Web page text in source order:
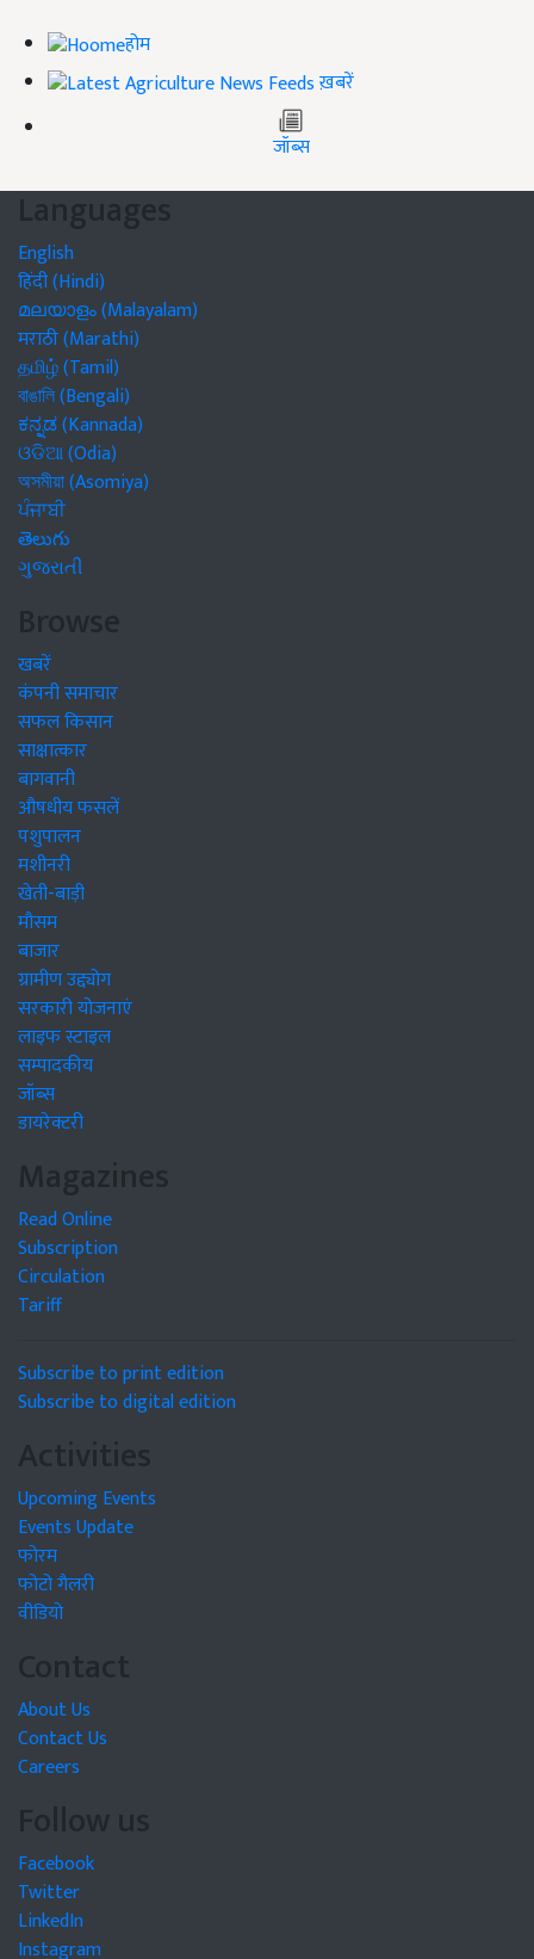
होम
ख़बरें
जॉब्स
Languages
English
हिंदी (Hindi)
മലയാളം (Malayalam)
मराठी (Marathi)
தமிழ் (Tamil)
বাঙালি (Bengali)
ಕನ್ನಡ (Kannada)
ଓଡିଆ (Odia)
অসমীয়া (Asomiya)
ਪੰਜਾਬੀ
తెలుగు
ગુજરાતી
Browse
खबरें
कंपनी समाचार
सफल किसान
साक्षात्कार
बागवानी
औषधीय फसलें
पशुपालन
मशीनरी
खेती-बाड़ी
मौसम
बाजार
ग्रामीण उद्द्योग
सरकारी योजनाएं
लाइफ स्टाइल
सम्पादकीय
जॉब्स
डायरेक्टरी
Magazines
Read Online
Subscription
Circulation
Tariff
Subscribe to print edition
Subscribe to digital edition
Activities
Upcoming Events
Events Update
फोरम
फोटो गैलरी
वीडियो
Contact
About Us
Contact Us
Careers
Follow us
Facebook
Twitter
LinkedIn
Instagram